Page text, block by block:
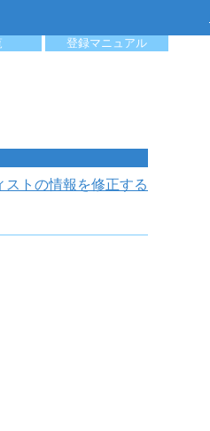
登録マニュアル
ストの情報を修正する